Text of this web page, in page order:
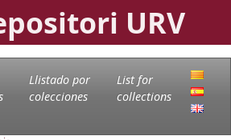
URV
Llistado por
colecciones
List for
collections